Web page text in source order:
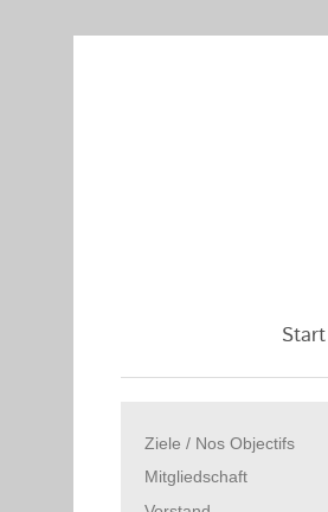
Start
Ziele / Nos Objectifs
Mitgliedschaft